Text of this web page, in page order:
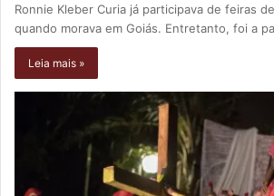
Ronnie Kleber Curia já participava de feiras
quando morava em Goiás. Entretanto, foi a
Leia mais »